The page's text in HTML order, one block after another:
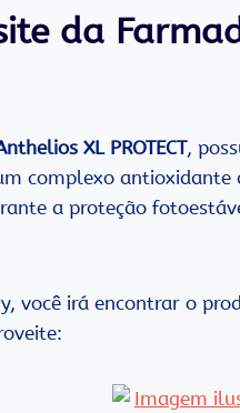
da
XL PROTECT,
complexo
a proteção
você irá encontrar o